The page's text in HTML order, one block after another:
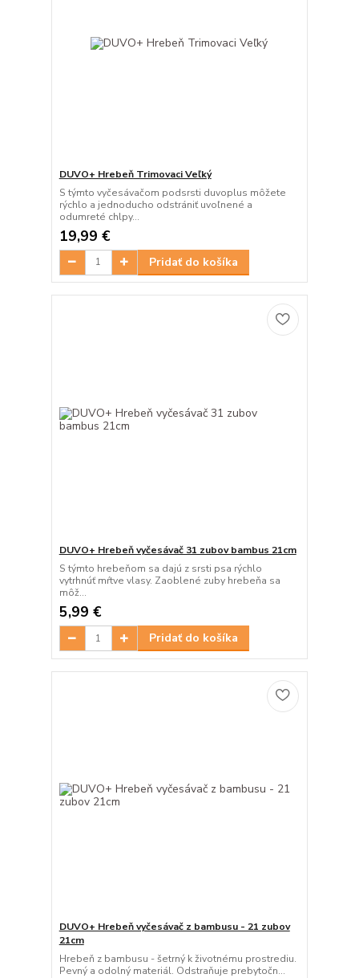
DUVO+ Hrebeň Trimovaci Veľký
S týmto vyčesávačom podsrsti duvoplus môžete
rýchlo a jednoducho odstrániť uvoľnené a
odumreté chlpy...
19,99 €
Pridať do košíka
DUVO+ Hrebeň vyčesávač 31 zubov bambus 21cm
S týmto hrebeňom sa dajú z srsti psa rýchlo
vytrhnúť mŕtve vlasy. Zaoblené zuby hrebeňa sa
môž...
5,99 €
Pridať do košíka
DUVO+ Hrebeň vyčesávač z bambusu - 21 zubov
21cm
Hrebeň z bambusu - šetrný k životnému prostrediu.
Pevný a odolný materiál. Odstraňuje prebytočn...